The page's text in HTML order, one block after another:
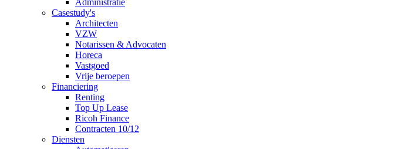
Administratie
Casestudy's
Architecten
VZW
Notarissen & Advocaten
Horeca
Vastgoed
Vrije beroepen
Financiering
Renting
Top Up Lease
Ricoh Finance
Contracten 10/12
Diensten